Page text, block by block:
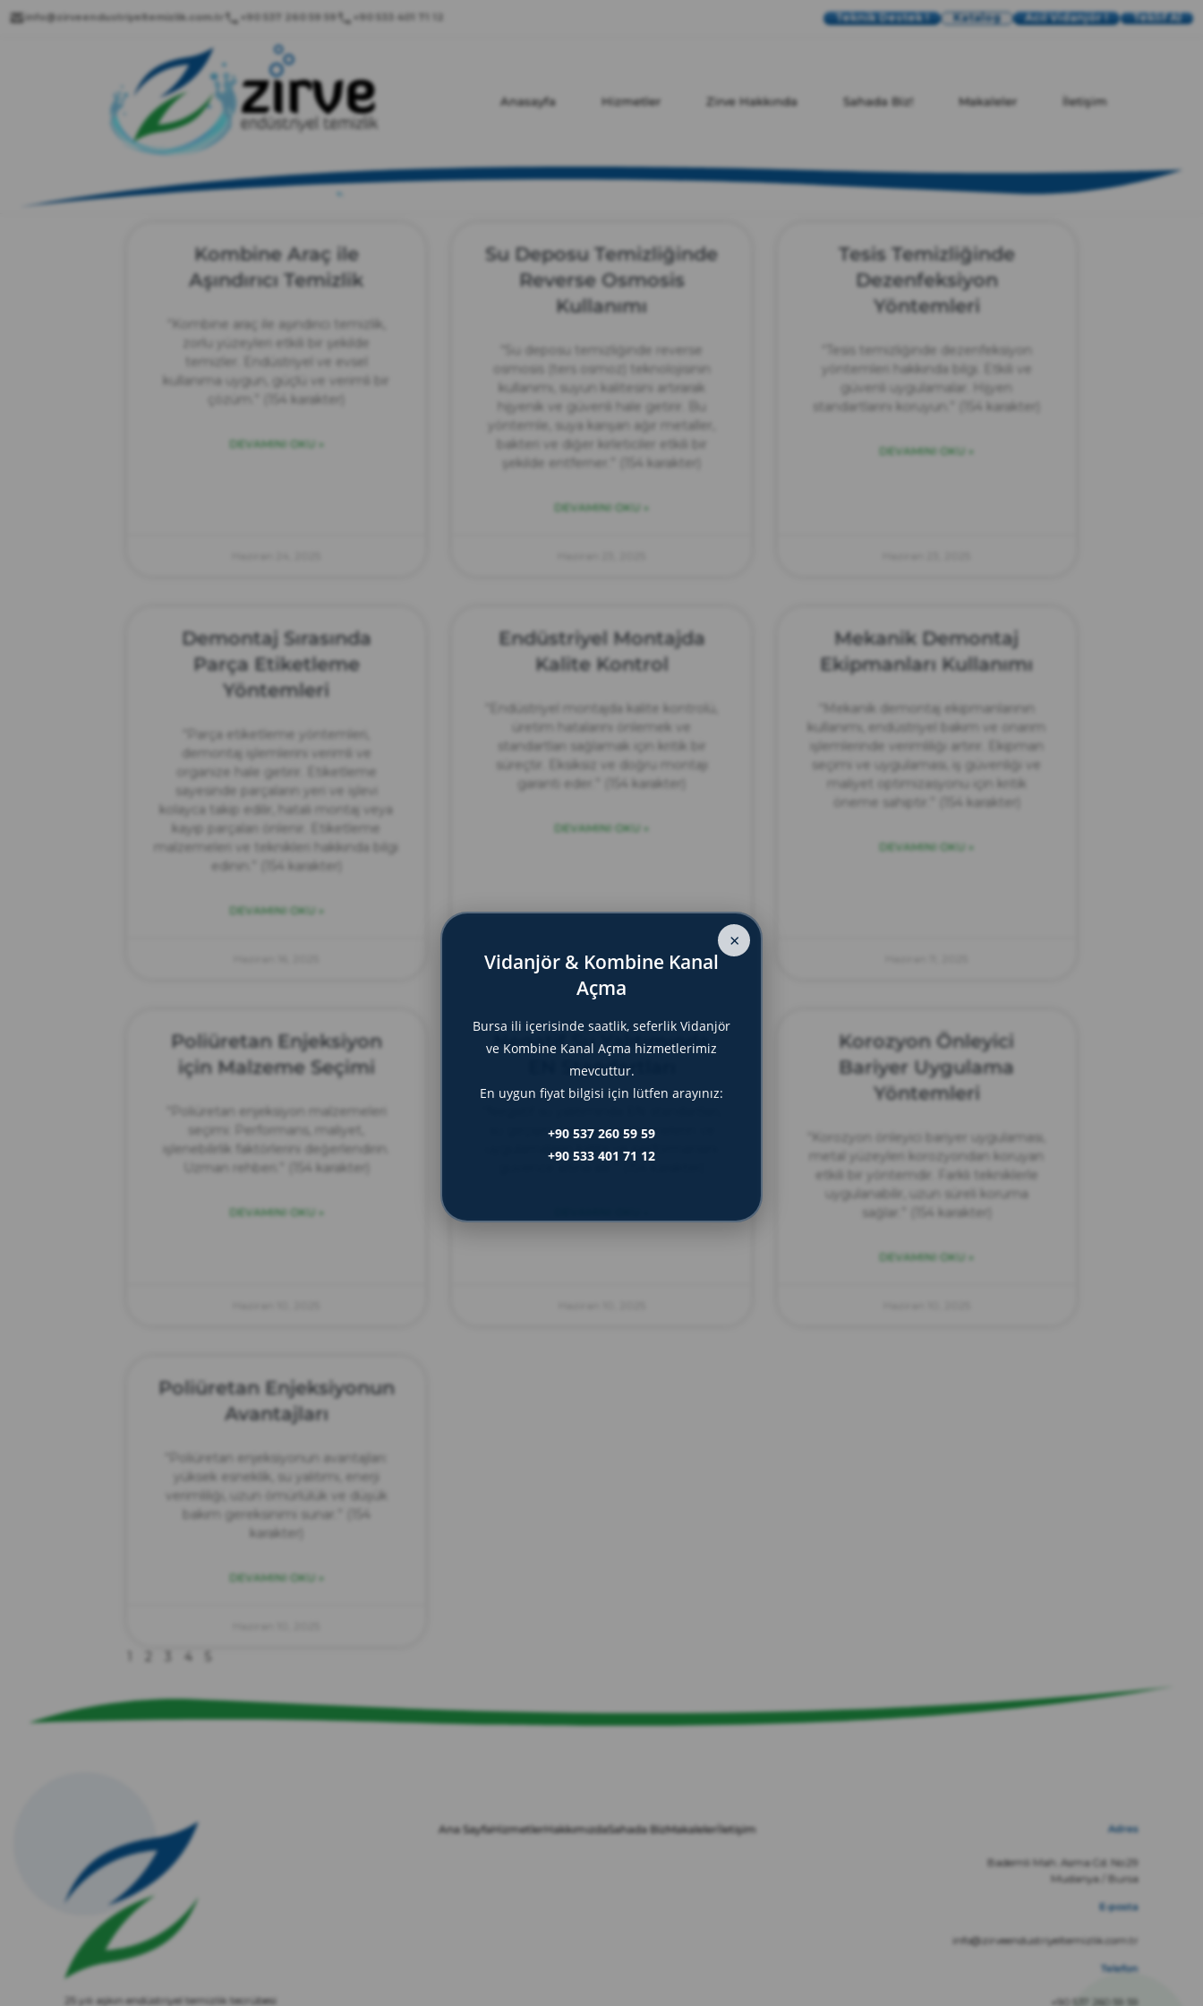
info@zirveendustriyeltemizlik.com.tr +90 537 260 59 59 +90 533 401 71 12 Teknik Destek ! Katalog Acil Vidanjör ! Teklif Al
Anasayfa Hizmetler Zirve Hakkında Sahada Biz! Makaleler İletişim
zırve
Kombine Araç ile
Aşındırıcı Temizlik
“Kombine araç ile aşındırıcı temizlik,
zorlu yüzeyleri etkili bir şekilde
temizler. Endüstriyel ve evsel
kullanıma uygun, güçlü ve verimli bir
çözüm.” (154 karakter)
DEVAMINI OKU »
Su Deposu Temizliğinde
Reverse Osmosis
Kullanımı
“Su deposu temizliğinde reverse
osmosis (ters osmoz) teknolojisinin
kullanımı, suyun kalitesini artırarak
hijyenik ve güvenli hale getirir. Bu
yöntemle, suya karışan ağır metaller,
bakteri ve diğer kirleticiler etkili bir
şekilde entferner.” (154 karakter)
DEVAMINI OKU »
Tesis Temizliğinde
Dezenfeksiyon
Yöntemleri
“Tesis temizliğinde dezenfeksiyon
yöntemleri hakkında bilgi. Etkili ve
güvenli uygulamalar. Hijyen
standartlarını koruyun.” (154 karakter)
DEVAMINI OKU »
Demontaj Sırasında
Parça Etiketleme
Yöntemleri
“Parça etiketleme yöntemleri,
demontaj işlemlerini verimli ve
organize hale getirir. Etiketleme
sayesinde parçaların yeri ve işlevi
kolayca takip edilir, hatalı montaj veya
kayıp parçaları önlenir. Etiketleme
malzemeleri ve teknikleri hakkında bilgi
edinin.” (154 karakter)
DEVAMINI OKU »
Endüstriyel Montajda
Kalite Kontrol
“Endüstriyel montajda kalite kontrolü,
üretim hatalarını önlemek ve
standartları sağlamak için kritik bir
süreçtir. Eksiksiz ve doğru montajı
garanti eder.” (154 karakter)
DEVAMINI OKU »
Haziran 12, 2025
Mekanik Demontaj
Ekipmanları Kullanımı
“Mekanik demontaj ekipmanlarının
kullanımı, endüstriyel bakım ve onarım
işlemlerinde verimliliği artırır. Ekipman
seçimi ve uygulaması, iş güvenliği ve
maliyet optimizasyonu için kritik
öneme sahiptir.” (154 karakter)
DEVAMINI OKU »
Poliüretan Enjeksiyon
için Malzeme Seçimi
“Poliüretan enjeksiyon malzemeleri
seçimi: Performans, maliyet,
işlenebilirlik faktörlerini değerlendirin.
Uzman rehberi.” (154 karakter)
DEVAMINI OKU »
Negatif Su Yalıtımında
EN Standartları
su geçişini önleyen malzemelerin ve
uygulamaların kalite ve performansını
Korozyon Önleyici
Bariyer Uygulama
Yöntemleri
“Korozyon önleyici bariyer uygulaması,
metal yüzeyleri korozyondan koruyan
etkili bir yöntemdir. Farklı tekniklerle
uygulanabilir, uzun süreli koruma
sağlar.” (154 karakter)
DEVAMINI OKU »
Poliüretan Enjeksiyonun
Avantajları
“Poliüretan enjeksiyonun avantajları:
yüksek esneklik, su yalıtımı, enerji
verimliliği, uzun ömürlülük ve düşük
bakım gereksinimi sunar.” (154
karakter)
DEVAMINI OKU »
4
×
Vidanjör & Kombine Kanal
Açma
Bursa ili içerisinde saatlik, seferlik Vidanjör
ve Kombine Kanal Açma hizmetlerimiz
mevcuttur.
En uygun fiyat bilgisi için lütfen arayınız:
+90 537 260 59 59
+90 533 401 71 12
25 yılı aşkın endüstriyel temizlik tecrübesi
Ana SayfaHizmetlerHakkımızdaSahada BizMakaleler İletişim Adres
Bademli Mah. Asma Cd. No:29
Mudanya / Bursa
E-posta
info@zirveendustriyeltemizlik.com.tr
Telefon
+90 537 260 59 59